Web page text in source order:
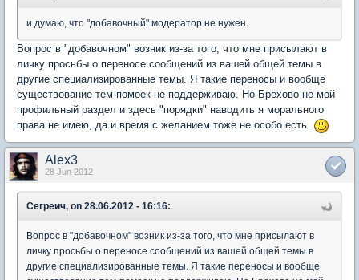
и думаю, что "добавочный" модератор не нужен.
Вопрос в "добавочном" возник из-за того, что мне присылают в
личку просьбы о переносе сообщений из вашей общей темы в
другие специализированные темы. Я такие переносы и вообще
существование тем-помоек не поддерживаю. Но Брёхово не мой
профильный раздел и здесь "порядки" наводить я морального
права не имею, да и время с желанием тоже не особо есть.
Alex3
28 Jun 2012
Сегреич, on 28.06.2012 - 16:16:
Вопрос в "добавочном" возник из-за того, что мне присылают в
личку просьбы о переносе сообщений из вашей общей темы в
другие специализированные темы. Я такие переносы и вообще